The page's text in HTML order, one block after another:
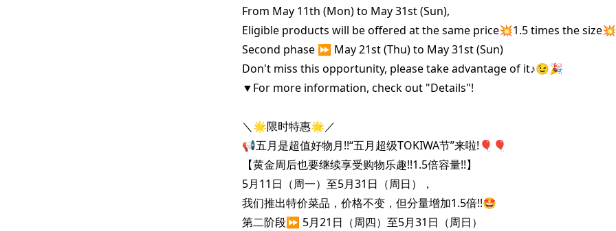
From May 11th (Mon) to May 31st (Sun),
Eligible products will be offered at the same price💥1.5 times the
Second phase ⏩️ May 21st (Thu) to May 31st (Sun)
Don't miss this opportunity, please take advantage of it♪😉🎉
▼For more information, check out "Details"!
＼🌟限时特惠🌟／
📢五月是超值好物月!!“五月超级TOKIWA节”来啦!🎈🎈
【黄金周后也要继续享受购物乐趣!!1.5倍容量!!】
5月11日（周一）至5月31日（周日），
我们推出特价菜品，价格不变，但分量增加1.5倍!!🤩
第二阶段⏩️ 5月21日（周四）至5月31日（周日）